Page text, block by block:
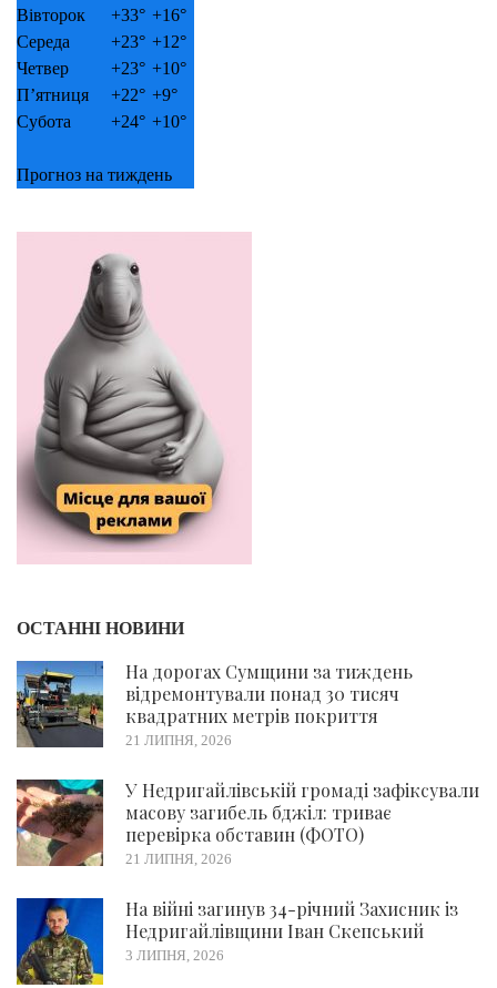
Вівторок
+33° +16°
Середа
+23° +12°
Четвер
+23° +10°
П’ятниця
+22° +9°
Субота
+24° +10°
Прогноз на тиждень
ОСТАННІ НОВИНИ
На дорогах Сумщини за тиждень
відремонтували понад 30 тисяч
квадратних метрів покриття
21 ЛИПНЯ, 2026
У Недригайлівській громаді зафіксували
масову загибель бджіл: триває
перевірка обставин (ФОТО)
21 ЛИПНЯ, 2026
На війні загинув 34-річний Захисник із
Недригайлівщини Іван Скепський
3 ЛИПНЯ, 2026